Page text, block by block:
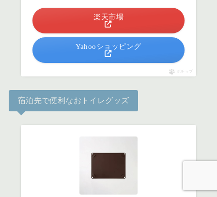
楽天市場
Yahooショッピング
ポチップ
宿泊先で便利なおトイレグッズ